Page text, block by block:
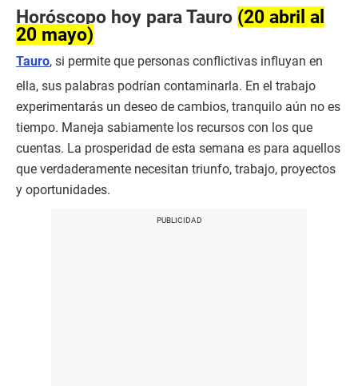
Horóscopo hoy para Tauro (20 abril al
20 mayo)
Tauro, si permite que personas conflictivas influyan en
ella, sus palabras podrían contaminarla. En el trabajo
experimentarás un deseo de cambios, tranquilo aún no es
tiempo. Maneja sabiamente los recursos con los que
cuentas. La prosperidad de esta semana es para aquellos
que verdaderamente necesitan triunfo, trabajo, proyectos
y oportunidades.